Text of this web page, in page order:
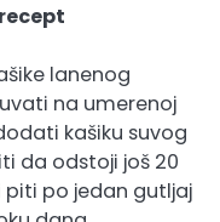
lanenog
na umerenoj
kašiku suvog
da odstoji još 20
po jedan gutljaj